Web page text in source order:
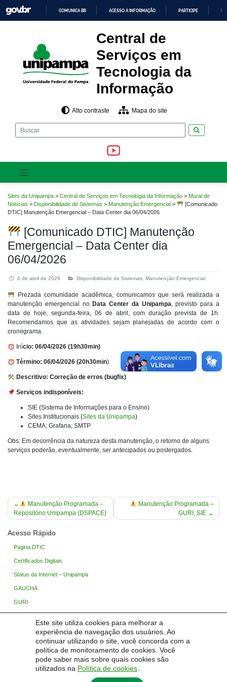
Este site utiliza cookies para melhorar a
experiência de navegação dos usuários. Ao
continuar utilizando o site, você concorda com a
política de monitoramento de cookies. Você
pode saber mais sobre quais cookies são
utilizados na Política de cookies
para
o
O
CONTEÚDO
COMUNICA BR ACESSO À INFORMAÇÃO PARTICIPE
Central de
Serviços em
Tecnologia da
Informação
Alto contraste Mapa do site
Sites da Unipampa > Central de Serviços em Tecnologia da Informação > Mural de
Notícias > Disponibilidade de Sistemas > Manutenção Emergencial >
[Comunicado
DTIC] Manutenção Emergencial – Data Center dia 06/04/2026
[Comunicado DTIC] Manutenção
Emergencial – Data Center dia
06/04/2026
6 de abril de 2026 Disponibilidade de Sistemas Manutenção Emergencial
Prezada comunidade acadêmica, comunicamos que será realizada a
manutenção emergencial no Data Center da Unipampa, previsto para a
data de hoje, segunda-feira, 06 de abril, com duração prevista de 1h.
Recomendamos que as atividades sejam planejadas de acordo com o
cronograma.
Início: 06/04/2026 (19h30min)
Término: 06/04/2026 (20h30min)
Descritivo: Correção de erros (bugfix)
Serviços indisponíveis:
SIE (Sistema de Informações para o Ensino)
Sites Institucionais (Sites da Unipampa)
CEMA; Grafana; SMTP
Obs: Em decorrência da natureza desta manutenção, o retorno de alguns
serviços poderão, eventualmente, ser antecipados ou postergados.
Navegação
de
Post
Manutenção Programada –
Repositório Unipampa (DSPACE)
Manutenção Programada –
GURI, SIE
Acesso Rápido
Pagina DTIC
Certificados Digitais
Status da Internet – Unipampa
GAUCHA
GURI
Processo Seletivo
Base de Conhecimento
TIC Wiki (Restrito)